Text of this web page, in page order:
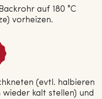
auf 180 °C
vorheizen.
(evtl. halbieren
kalt stellen) und